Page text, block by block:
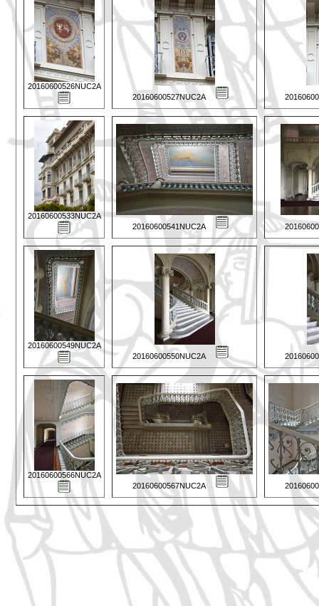
20160600526NUC2A
20160600527NUC2A
20160600533NUC2A
20160600541NUC2A
20160600549NUC2A
20160600550NUC2A
20160600566NUC2A
20160600567NUC2A